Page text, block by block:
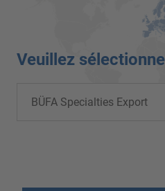
Veuillez